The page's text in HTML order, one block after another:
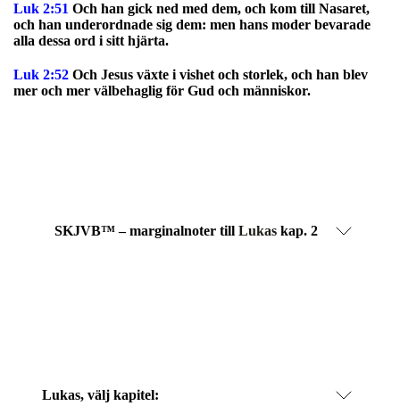
Luk 2:51 Och han gick ned med dem, och kom till Nasaret,
och han underordnade sig dem: men hans moder bevarade
alla dessa ord i sitt hjärta.
Luk 2:52 Och Jesus växte i vishet och storlek, och han blev
mer och mer välbehaglig för Gud och människor.
SKJVB™ – marginalnoter till Lukaskap. 2
Lukas, välj kapitel: